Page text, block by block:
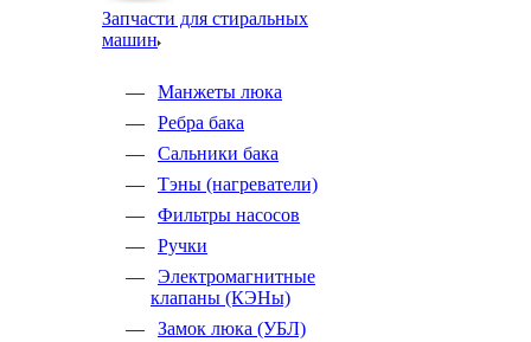
Запчасти для стиральных
машин
Манжеты люка
Ребра бака
Сальники бака
Тэны (нагреватели)
Фильтры насосов
Ручки
Электромагнитные
клапаны (КЭНы)
Замок люка (УБЛ)